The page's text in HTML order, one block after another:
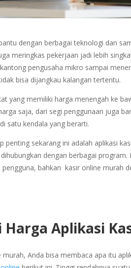
dengan berbagai teknologi dan
meringkas pekerjaan jadi lebih
pengusaha mikro sampai
bisa dijangkau kalangan tertentu.
yang memiliki harga menengah ke
saja, dari segi penggunaan juga
satu kendala yang berarti.
penting sekarang ini adalah aplikasi
dengan berbagai
bahkan kasir online murah
Aplikasi
Anda bisa membaca apa itu